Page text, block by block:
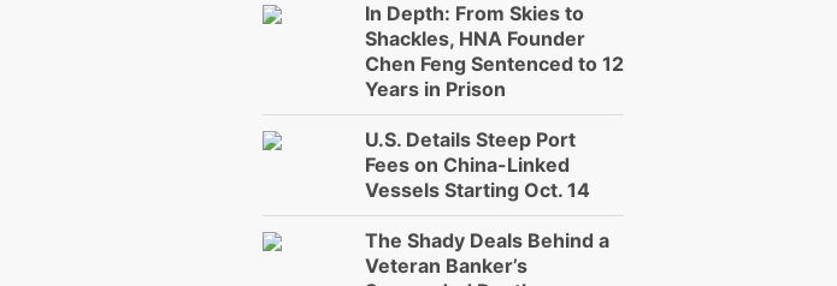
In Depth: From Skies to
Shackles, HNA Founder
Chen Feng Sentenced to 12
Years in Prison
U.S. Details Steep Port
Fees on China-Linked
Vessels Starting Oct. 14
The Shady Deals Behind a
Veteran Banker’s